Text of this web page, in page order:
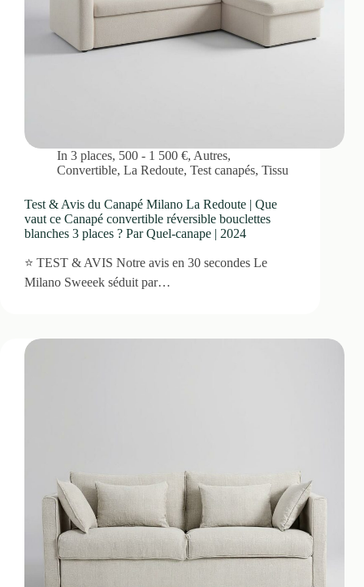
In 3 places, 500 - 1 500 €, Autres,
Convertible, La Redoute, Test canapés, Tissu
Test & Avis du Canapé Milano La Redoute | Que
vaut ce Canapé convertible réversible bouclettes
blanches 3 places ? Par Quel-canape | 2024
⭐ TEST & AVIS Notre avis en 30 secondes Le
Milano Sweeek séduit par…